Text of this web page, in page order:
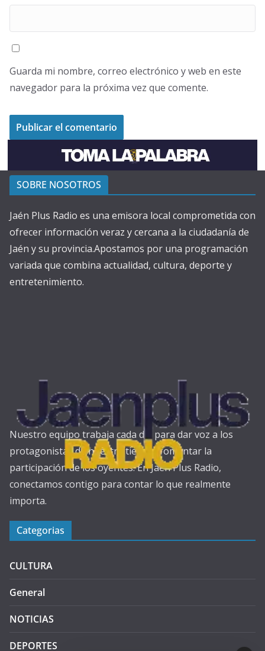
Guarda mi nombre, correo electrónico y web en este
navegador para la próxima vez que comente.
SOBRE NOSOTROS
Jaén Plus Radio es una emisora local comprometida con
ofrecer información veraz y cercana a la ciudadanía de
Jaén y su provincia.Apostamos por una programación
variada que combina actualidad, cultura, deporte y
entretenimiento.
Nuestro equipo trabaja cada día para dar voz a los
protagonistas de nuestra tierra y fomentar la
participación de los oyentes. En Jaén Plus Radio,
conectamos contigo para contar lo que realmente
importa.
Categorias
CULTURA
General
NOTICIAS
DEPORTES